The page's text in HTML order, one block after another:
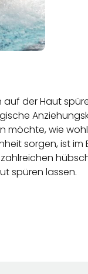
auf der Haut
möchte, wie
sorgen, ist im
spüren lassen.